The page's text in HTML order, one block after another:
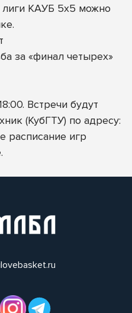
КАУБ 5х5 можно
.
за «финал четырех»
Встречи будут
(КубГТУ) по адресу:
расписание игр
.